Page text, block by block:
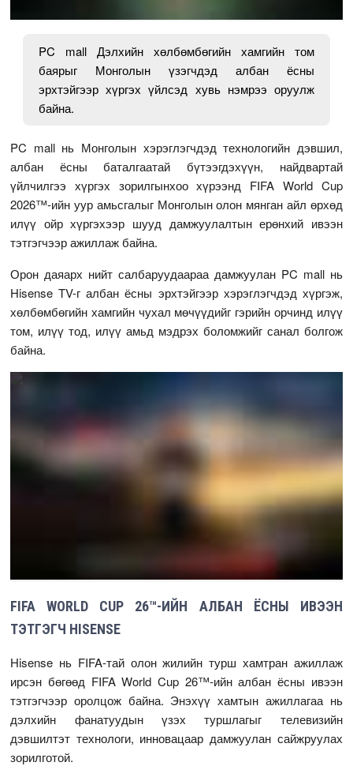
PC mall Дэлхийн хөлбөмбөгийн хамгийн том
баярыг Монголын үзэгчдэд албан ёсны
эрхтэйгээр хүргэх үйлсэд хувь нэмрээ оруулж
байна.
PC mall нь Монголын хэрэглэгчдэд технологийн дэвшил,
албан ёсны баталгаатай бүтээгдэхүүн, найдвартай
үйлчилгээ хүргэх зорилгынхоо хүрээнд FIFA World Cup
2026™-ийн уур амьсгалыг Монголын олон мянган айл өрхөд
илүү ойр хүргэхээр шууд дамжуулалтын ерөнхий ивээн
тэтгэгчээр ажиллаж байна.
Орон даяарх нийт салбаруудаараа дамжуулан PC mall нь
Hisense TV-г албан ёсны эрхтэйгээр хэрэглэгчдэд хүргэж,
хөлбөмбөгийн хамгийн чухал мөчүүдийг гэрийн орчинд илүү
том, илүү тод, илүү амьд мэдрэх боломжийг санал болгож
байна.
FIFA WORLD CUP 26™-ИЙН АЛБАН ЁСНЫ ИВЭЭН
ТЭТГЭГЧ HISENSE
Hisense нь FIFA-тай олон жилийн турш хамтран ажиллаж
ирсэн бөгөөд FIFA World Cup 26™-ийн албан ёсны ивээн
тэтгэгчээр оролцож байна. Энэхүү хамтын ажиллагаа нь
дэлхийн фанатуудын үзэх туршлагыг телевизийн
дэвшилтэт технологи, инновацаар дамжуулан сайжруулах
зорилготой.